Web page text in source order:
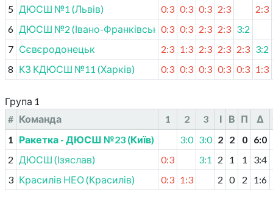
5 ДЮСШ №1 (Львів) 0:3 0:3 0:3 2:3
2:3
6 ДЮСШ №2 (Івано-Франківськ)0:3 0:3 2:3 2:3 3:2
7 Сєвєродонецьк 2:3 1:3 2:3 2:3 2:3 3:2
8 КЗ КДЮСШ №11 (Харків) 0:3 0:3 0:3 0:3 0:3 1:3
Група 1
# Команда 1 2 3 І В П Δ
1 Ракетка - ДЮСШ №23 (Київ) 3:0 3:0 2 2 0 6:0
2 ДЮСШ (Ізяслав) 0:3 3:1 2 1 1 3:4
3 Красилів НЕО (Красилів) 0:3 1:3 2 0 2 1:6